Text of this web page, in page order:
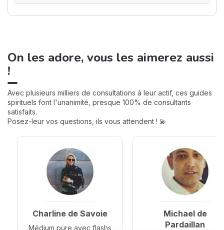
On les adore, vous les aimerez aussi
!
Avec plusieurs milliers de consultations à leur actif, ces guides
spirituels font l'unanimité, presque 100% de consultants
satisfaits.
Posez-leur vos questions, ils vous attendent ! 💫
Charline de Savoie
Médium pure avec flashs
Michael de
Pardaillan